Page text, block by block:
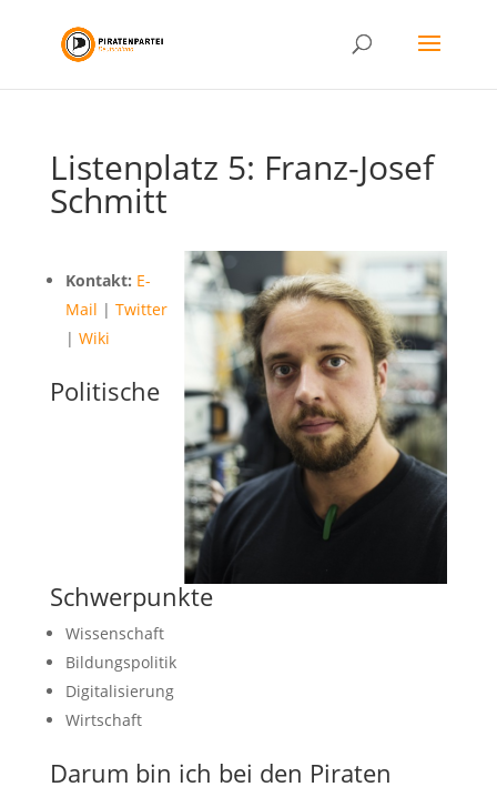
Listenplatz 5: Franz-Josef
Schmitt
Kontakt: E-
Mail | Twitter
| Wiki
Politische
Schwerpunkte
Wissenschaft
Bildungspolitik
Digitalisierung
Wirtschaft
Darum bin ich bei den Piraten